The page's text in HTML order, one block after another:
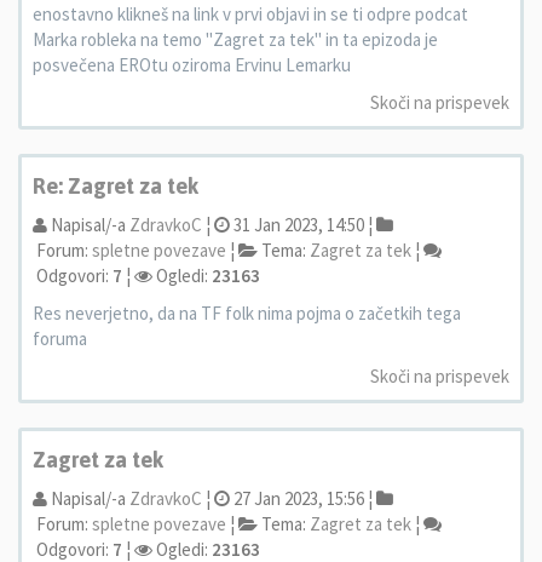
enostavno klikneš na link v prvi objavi in se ti odpre podcat
Marka robleka na temo "Zagret za tek" in ta epizoda je
posvečena EROtu oziroma Ervinu Lemarku
Skoči na prispevek
Re: Zagret za tek
Napisal/-a ZdravkoC ¦
31 Jan 2023, 14:50 ¦
Forum: spletne povezave ¦ Tema: Zagret za tek ¦
Odgovori: 7 ¦ Ogledi: 23163
Res neverjetno, da na TF folk nima pojma o začetkih tega
foruma
Skoči na prispevek
Zagret za tek
Napisal/-a ZdravkoC ¦
27 Jan 2023, 15:56 ¦
Forum: spletne povezave ¦ Tema: Zagret za tek ¦
Odgovori: 7 ¦ Ogledi: 23163